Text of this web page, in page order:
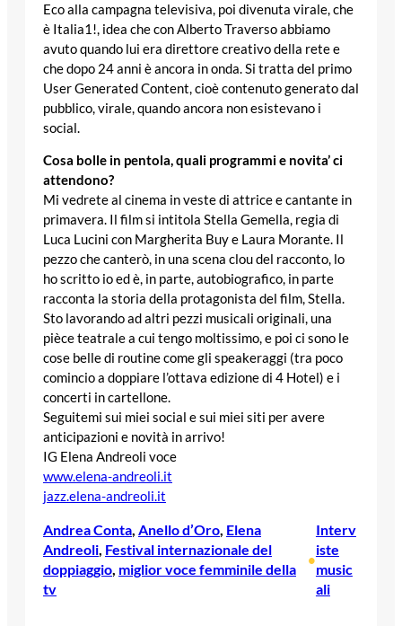
Eco alla campagna televisiva, poi divenuta virale, che
è Italia1!, idea che con Alberto Traverso abbiamo
avuto quando lui era direttore creativo della rete e
che dopo 24 anni è ancora in onda. Si tratta del primo
User Generated Content, cioè contenuto generato dal
pubblico, virale, quando ancora non esistevano i
social.
Cosa bolle in pentola, quali programmi e novita’ ci
attendono?
Mi vedrete al cinema in veste di attrice e cantante in
primavera. Il film si intitola Stella Gemella, regia di
Luca Lucini con Margherita Buy e Laura Morante. Il
pezzo che canterò, in una scena clou del racconto, lo
ho scritto io ed è, in parte, autobiografico, in parte
racconta la storia della protagonista del film, Stella.
Sto lavorando ad altri pezzi musicali originali, una
pièce teatrale a cui tengo moltissimo, e poi ci sono le
cose belle di routine come gli speakeraggi (tra poco
comincio a doppiare l’ottava edizione di 4 Hotel) e i
concerti in cartellone.
Seguitemi sui miei social e sui miei siti per avere
anticipazioni e novità in arrivo!
IG Elena Andreoli voce
www.elena-andreoli.it
jazz.elena-andreoli.it
Andrea Conta, Anello d’Oro, Elena
Andreoli, Festival internazionale del
doppiaggio, miglior voce femminile della
tv
•
Interv
iste
music
ali